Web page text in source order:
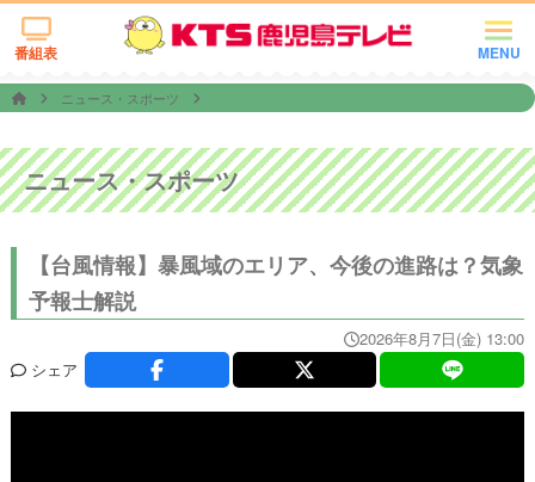
MENU
番組表
ニュース・スポーツ
ニュース・スポーツ
【台風情報】暴風域のエリア、今後の進路は？気象
予報士解説
2026年8月7日(金) 13:00
シェア